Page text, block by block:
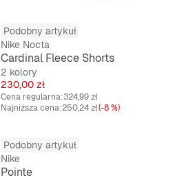
Podobny artykuł
Nike Nocta
Cardinal Fleece Shorts
2 kolory
Cena
230,00 zł
Cena regularna:324,99 zł
Najniższa cena:250,24 zł(-8 %)
Podobny artykuł
Nike
Pointe